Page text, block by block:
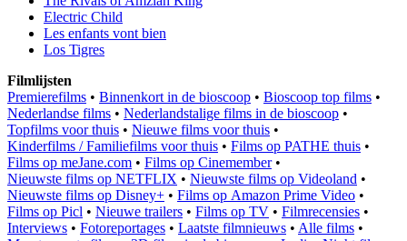
Electric Child
Les enfants vont bien
Los Tigres
Filmlijsten
Premierefilms • Binnenkort in de bioscoop • Bioscoop top films •
Nederlandse films • Nederlandstalige films in de bioscoop •
Topfilms voor thuis • Nieuwe films voor thuis •
Kinderfilms / Familiefilms voor thuis • Films op PATHE thuis •
Films op meJane.com • Films op Cinemember•
Nieuwste films op NETFLIX • Nieuwste films op Videoland •
Nieuwste films op Disney+ • Films op Amazon Prime Video •
Films op Picl • Nieuwe trailers • Films op TV • Filmrecensies •
Interviews • Fotoreportages • Laatste filmnieuws • Alle films •